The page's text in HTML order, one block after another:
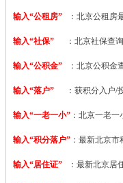
输入“公租房” ：北京公租房
输入“社保” ：北京社保查
输入“公积金” ：北京公积金
输入“落户” ：获积分入户/
输入“一老一小” ：北京一老一
输入“积分落户” ：最新北京市
输入“居住证” ：最新北京居